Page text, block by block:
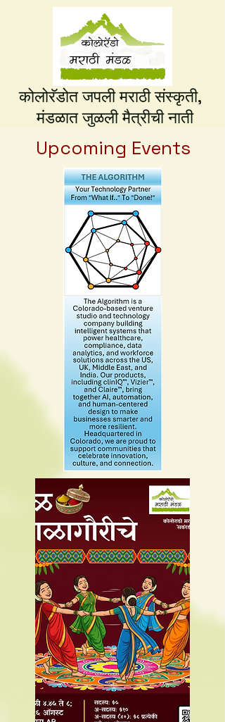
कोलोरॅडोत जपली मराठी संस्कृती,
मंडळातजुळली मैत्रीची नाती
Upcoming Events